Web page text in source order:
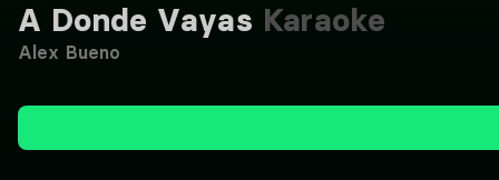
A Donde Vayas Karaoke
Alex Bueno